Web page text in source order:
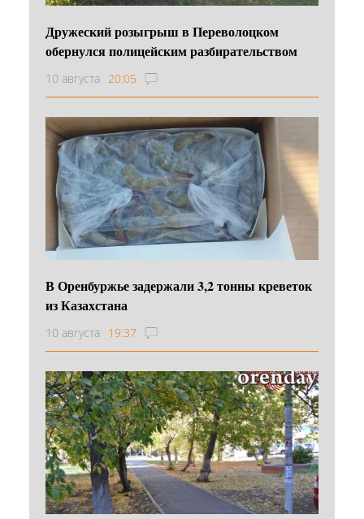
Дружеский розыгрыш в Переволоцком
обернулся полицейским разбирательством
10 августа 20:05
В Оренбуржье задержали 3,2 тонны креветок
из Казахстана
10 августа 19:37